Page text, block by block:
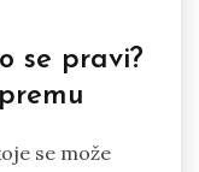
se pravi?
se može